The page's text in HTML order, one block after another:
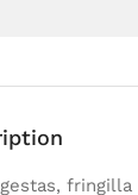
fringilla